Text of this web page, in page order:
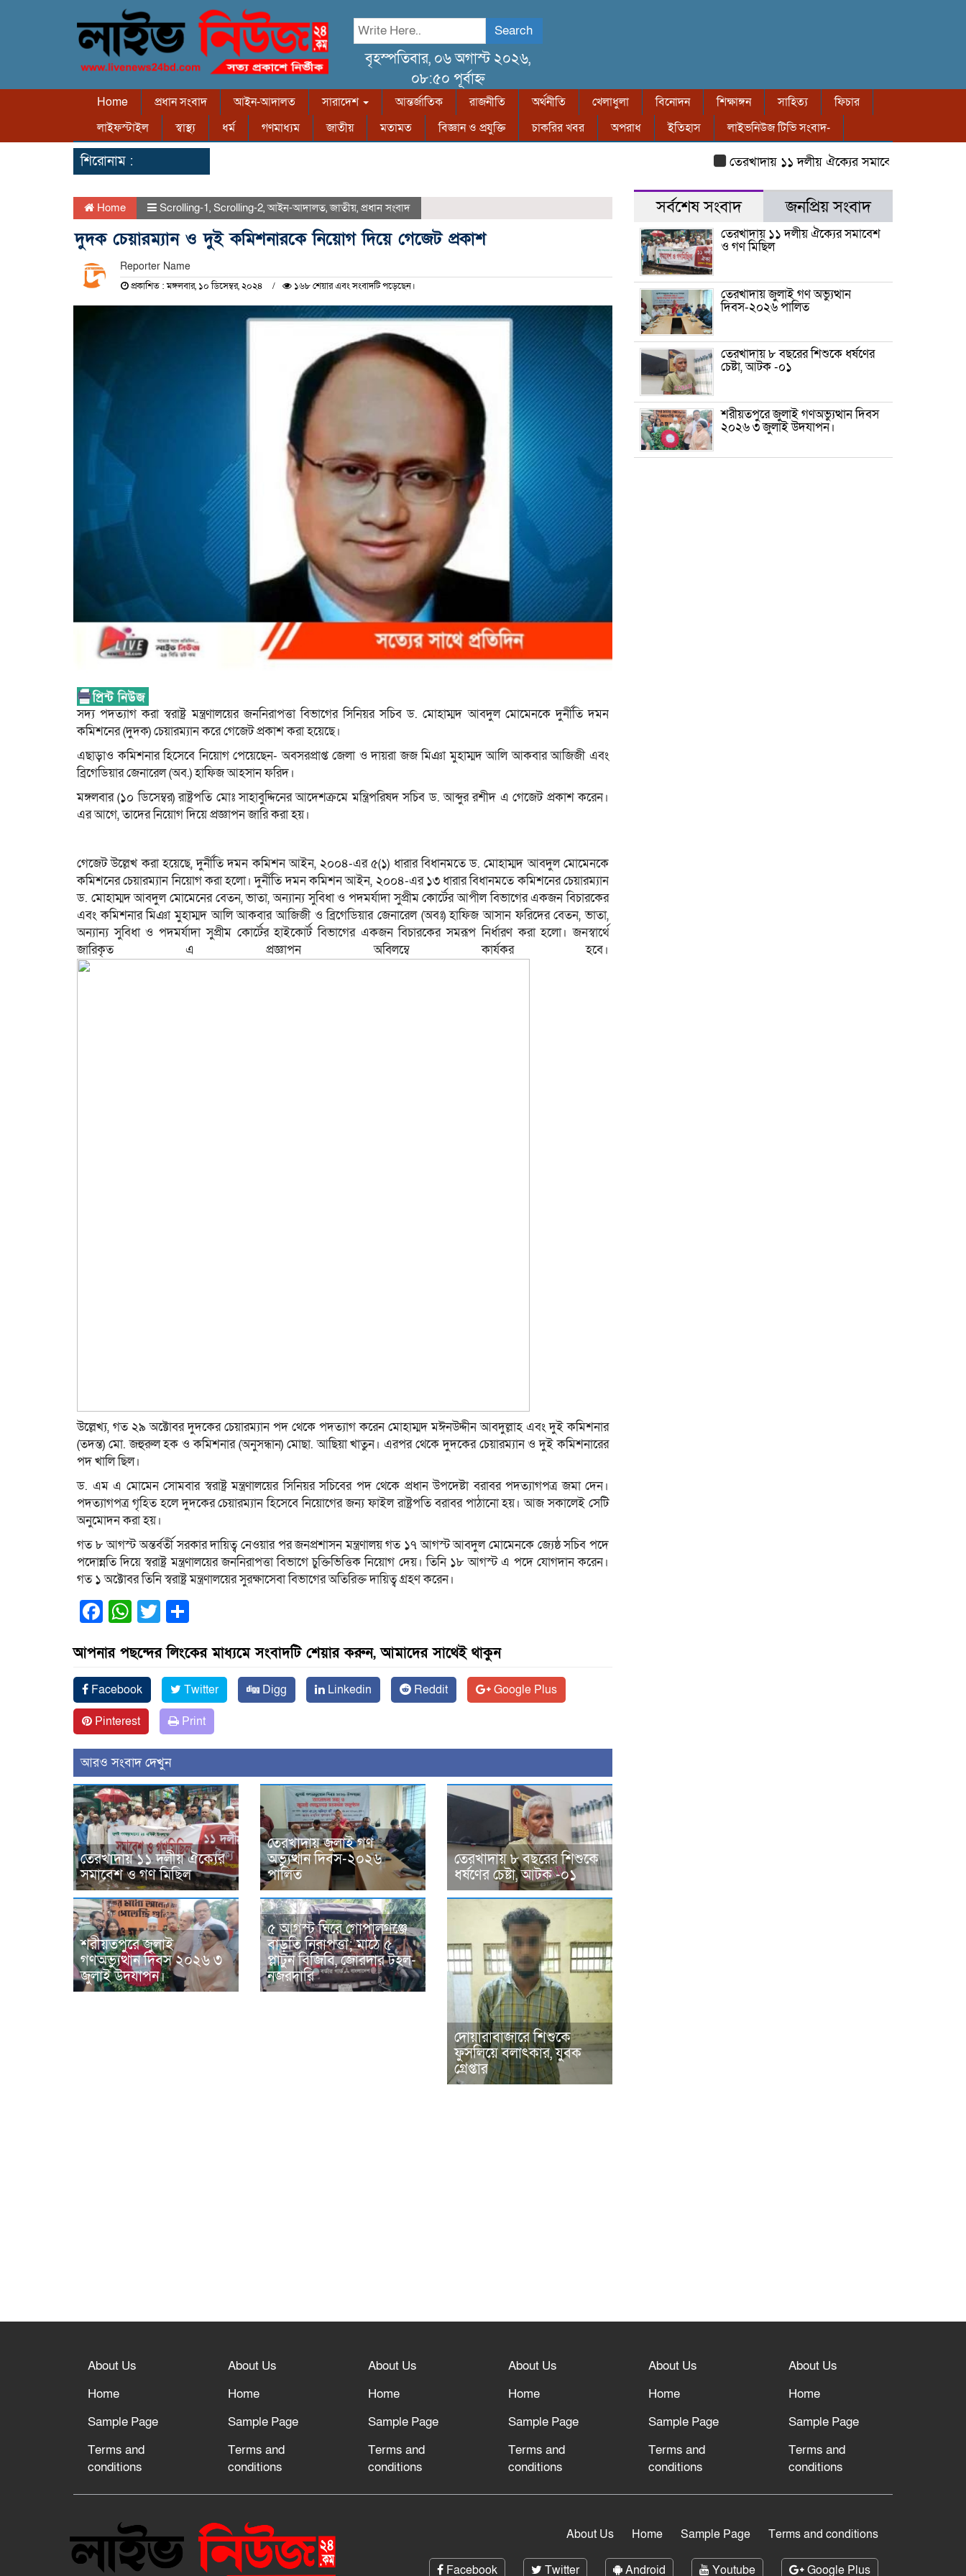
Search
বৃহস্পতিবার, ০৬ অগাস্ট ২০২৬,
০৮:৫০ পূর্বাহ্ন
Home প্রধান সংবাদ আইন-আদালত সারাদেশ আন্তর্জাতিক রাজনীতি অর্থনীতি খেলাধুলা বিনোদন শিক্ষাঙ্গন সাহিত্য
ফিচার
লাইফস্টাইল
স্বাস্থ্য ধর্ম গণমাধ্যম জাতীয় মতামত বিজ্ঞান ও প্রযুক্তি চাকরির খবর অপরাধ ইতিহাস লাইভনিউজ টিভি সংবাদ-
শিরোনাম : তেরখাদায় ১১ দলীয় ঐক্যের সমাবেশ ও গণ মিছিল
Home Scrolling-1, Scrolling-2,আইন-আদালত,জাতীয়, প্রধান সংবাদ
দুদক চেয়ারম্যান ও দুই কমিশনারকে নিয়োগ দিয়ে গেজেট প্রকাশ
Reporter Name
প্রকাশিত : মঙ্গলবার, ১০ ডিসেম্বর, ২০২৪ ১৬৮ শেয়ার এবং সংবাদটি পড়েছেন।
সদ্য পদত্যাগ করা স্বরাষ্ট্র মন্ত্রণালয়ের জননিরাপত্তা বিভাগের সিনিয়র সচিব ড. মোহাম্মদ আবদুল মোমেনকে দুর্নীতি দমন
কমিশনের (দুদক) চেয়ারম্যান করে গেজেট প্রকাশ করা হয়েছে।
এছাড়াও কমিশনার হিসেবে নিয়োগ পেয়েছেন- অবসরপ্রাপ্ত জেলা ও দায়রা জজ মিঞা মুহাম্মদ আলি আকবার আজিজী এবং
ব্রিগেডিয়ার জেনারেল (অব.) হাফিজ আহসান ফরিদ।
মঙ্গলবার (১০ ডিসেম্বর) রাষ্ট্রপতি মোঃ সাহাবুদ্দিনের আদেশক্রমে মন্ত্রিপরিষদ সচিব ড. আব্দুর রশীদ এ গেজেট প্রকাশ করেন।
এর আগে, তাদের নিয়োগ দিয়ে প্রজ্ঞাপন জারি করা হয়।
গেজেট উল্লেখ করা হয়েছে, দুর্নীতি দমন কমিশন আইন, ২০০৪-এর ৫(১) ধারার বিধানমতে ড. মোহাম্মদ আবদুল মোমেনকে
কমিশনের চেয়ারম্যান নিয়োগ করা হলো। দুর্নীতি দমন কমিশন আইন, ২০০৪-এর ১৩ ধারার বিধানমতে কমিশনের চেয়ারম্যান
ড. মোহাম্মদ আবদুল মোমেনের বেতন, ভাতা, অন্যান্য সুবিধা ও পদমর্যাদা সুপ্রীম কোর্টের আপীল বিভাগের একজন বিচারকের
এবং কমিশনার মিঞা মুহাম্মদ আলি আকবার আজিজী ও ব্রিগেডিয়ার জেনারেল (অবঃ) হাফিজ আসান ফরিদের বেতন, ভাতা,
অন্যান্য সুবিধা ও পদমর্যাদা সুপ্রীম কোর্টের হাইকোর্ট বিভাগের একজন বিচারকের সমরূপ নির্ধারণ করা হলো। জনস্বার্থে
জারিকৃত এ প্রজ্ঞাপন অবিলম্বে কার্যকর হবে।
উল্লেখ্য, গত ২৯ অক্টোবর দুদকের চেয়ারম্যান পদ থেকে পদত্যাগ করেন মোহাম্মদ মঈনউদ্দীন আবদুল্লাহ এবং দুই কমিশনার
(তদন্ত) মো. জহুরুল হক ও কমিশনার (অনুসন্ধান) মোছা. আছিয়া খাতুন। এরপর থেকে দুদকের চেয়ারম্যান ও দুই কমিশনারের
পদ খালি ছিল।
ড. এম এ মোমেন সোমবার স্বরাষ্ট্র মন্ত্রণালয়ের সিনিয়র সচিবের পদ থেকে প্রধান উপদেষ্টা বরাবর পদত্যাগপত্র জমা দেন।
পদত্যাগপত্র গৃহিত হলে দুদকের চেয়ারম্যান হিসেবে নিয়োগের জন্য ফাইল রাষ্ট্রপতি বরাবর পাঠানো হয়। আজ সকালেই সেটি
অনুমোদন করা হয়।
গত ৮ আগস্ট অন্তর্বর্তী সরকার দায়িত্ব নেওয়ার পর জনপ্রশাসন মন্ত্রণালয় গত ১৭ আগস্ট আবদুল মোমেনকে জ্যেষ্ঠ সচিব পদে
পদোন্নতি দিয়ে স্বরাষ্ট্র মন্ত্রণালয়ের জননিরাপত্তা বিভাগে চুক্তিভিত্তিক নিয়োগ দেয়। তিনি ১৮ আগস্ট এ পদে যোগদান করেন।
গত ১ অক্টোবর তিনি স্বরাষ্ট্র মন্ত্রণালয়ের সুরক্ষাসেবা বিভাগের অতিরিক্ত দায়িত্ব গ্রহণ করেন।
Facebook
WhatsApp
Twitter
আপনার পছন্দের লিংকের মাধ্যমে সংবাদটি শেয়ার করুন, আমাদের সাথেই থাকুন
Facebook Twitter Digg Linkedin Reddit
Google Plus
Pinterest
Print
আরও সংবাদ দেখুন
তেরখাদায় ১১ দলীয় ঐক্যের
সমাবেশ ও গণ মিছিল
তেরখাদায় জুলাই গণ
অভ্যুত্থান দিবস-২০২৬
পালিত
তেরখাদায় ৮ বছরের শিশুকে
ধর্ষণের চেষ্টা, আটক -০১
শরীয়তপুরে জুলাই
গণঅভ্যুত্থান দিবস ২০২৬ ৩
জুলাই উদযাপন।
৫ আগস্ট ঘিরে গোপালগঞ্জে
বাড়তি নিরাপত্তা; মাঠে ৫
প্লাটুন বিজিবি, জোরদার টহল-
নজরদারি
দোয়ারাবাজারে শিশুকে
ফুসলিয়ে বলাৎকার, যুবক
গ্রেপ্তার
সর্বশেষ সংবাদ জনপ্রিয় সংবাদ
তেরখাদায় ১১ দলীয় ঐক্যের সমাবেশ
ও গণ মিছিল
তেরখাদায় জুলাই গণ অভ্যুত্থান
দিবস-২০২৬ পালিত
তেরখাদায় ৮ বছরের শিশুকে ধর্ষণের
চেষ্টা, আটক -০১
শরীয়তপুরে জুলাই গণঅভ্যুত্থান দিবস
২০২৬ ৩ জুলাই উদযাপন।
About Us
Home
Sample Page
Terms and
conditions
About Us
Home
Sample Page
Terms and
conditions
About Us
Home
Sample Page
Terms and
conditions
About Us
Home
Sample Page
Terms and
conditions
About Us
Home
Sample Page
Terms and
conditions
About Us
Home
Sample Page
Terms and
conditions
About Us Home Sample Page Terms and conditions
Facebook Twitter Android Youtube Google Plus